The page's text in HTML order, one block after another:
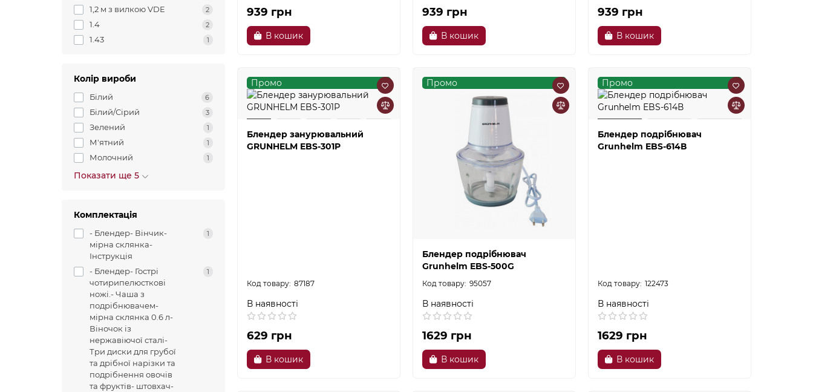
1,2 м з вилкою VDE 2
1.4 2
1.43 1
Колір вироби
Білий 6
Білий/Сірий 3
Зелений 1
М'ятний 1
Молочний 1
Показати ще 5
Комплектація
- Блендер- Вінчик-
мірна склянка-
Інструкція
1
- Блендер- Гострі
чотирипелюсткові
ножі.- Чаша з
подрібнювачем-
мірна склянка 0.6 л-
Віночок із
нержавіючої сталі-
Три диски для грубої
та дрібної нарізки та
подрібнення овочів
та фруктів- штовхач-
1
939 грн
В кошик
939 грн
В кошик
939 грн
В кошик
Промо
Блендер занурювальний
GRUNHELM EBS-301P
87187
В наявності
629 грн
В кошик
Промо
Блендер подрібнювач
Grunhelm EBS-500G
95057
В наявності
1629 грн
В кошик
Промо
Блендер подрібнювач
Grunhelm EBS-614В
122473
В наявності
1629 грн
В кошик